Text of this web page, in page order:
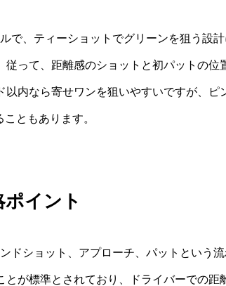
で、ティーショットでグリーンを狙う設
従って、距離感のショットと初パットの位
以内なら寄せワンを狙いやすいですが、ピ
ともあります。
イント
ドショット、アプローチ、パットという
とが標準とされており、ドライバーでの距